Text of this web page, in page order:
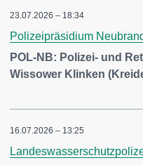
23.07.2026 – 18:34
Polizeipräsidium
POL-NB: Polizei- und
Wissower Klinken
16.07.2026 – 13:25